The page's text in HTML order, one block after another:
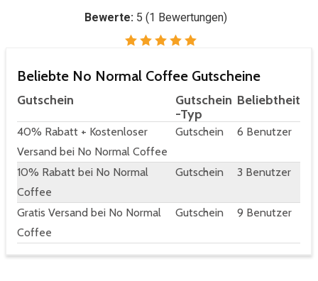
Bewerte: 5 (1 Bewertungen)
Beliebte No Normal Coffee Gutscheine
Gutschein
Gutschein
-Typ
Beliebtheit
40% Rabatt + Kostenloser
Versand bei No Normal Coffee
Gutschein 6 Benutzer
10% Rabatt bei No Normal
Coffee
Gutschein 3 Benutzer
Gratis Versand bei No Normal
Coffee
Gutschein 9 Benutzer